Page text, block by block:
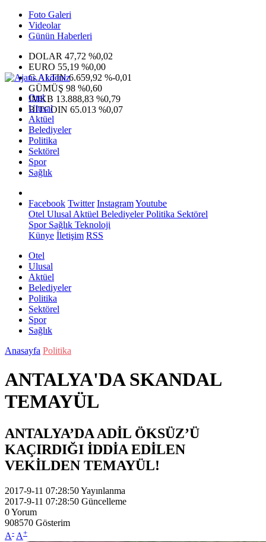
Foto Galeri
Videolar
Günün Haberleri
DOLAR 47,72 %0,02
EURO 55,19 %0,00
G.ALTIN6.659,92 %-0,01
GÜMÜŞ 98 %0,60
IMKB 13.888,83 %0,79
BITCOIN 65.013 %0,07
Otel
Ulusal
Aktüel
Belediyeler
Politika
Sektörel
Spor
Sağlık
Facebook Twitter InstagramYoutube
Otel Ulusal Aktüel BelediyelerPolitika Sektörel
SporSağlık Teknoloji
Künye İletişim RSS
Otel
Ulusal
Aktüel
Belediyeler
Politika
Sektörel
Spor
Sağlık
Anasayfa Politika
ANTALYA'DA SKANDAL
TEMAYÜL
ANTALYA’DA ADİL ÖKSÜZ’Ü
KAÇIRDIĞI İDDİA EDİLEN
VEKİLDEN TEMAYÜL!
2017-9-11 07:28:50Yayınlanma
2017-9-11 07:28:50 Güncelleme
0Yorum
908570 Gösterim
A- A+